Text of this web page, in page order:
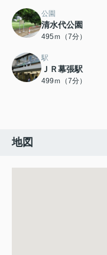
公園
清水代公園
495ｍ（7分）
駅
ＪＲ幕張駅
499ｍ（7分）
地図